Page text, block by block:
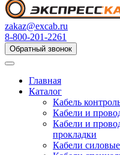
zakaz@excab.ru
8-800-201-2261
Обратный звонок
Главная
Каталог
Кабель
Кабели и
Кабели и
прокладки
Кабели